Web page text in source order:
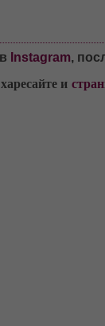
Instagram,
и